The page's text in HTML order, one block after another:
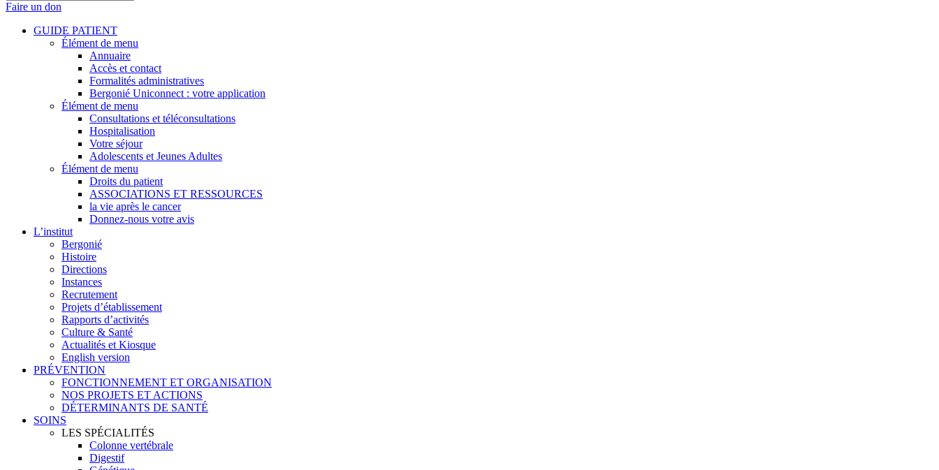
Faire un don
GUIDE PATIENT
Élément de menu
Annuaire
Accès et contact
Formalités administratives
Bergonié Uniconnect : votre application
Élément de menu
Consultations et téléconsultations
Hospitalisation
Votre séjour
Adolescents et Jeunes Adultes
Élément de menu
Droits du patient
ASSOCIATIONS ET RESSOURCES
la vie après le cancer
Donnez-nous votre avis
L’institut
Bergonié
Histoire
Directions
Instances
Recrutement
Projets d’établissement
Rapports d’activités
Culture & Santé
Actualités et Kiosque
English version
PRÉVENTION
FONCTIONNEMENT ET ORGANISATION
NOS PROJETS ET ACTIONS
DÉTERMINANTS DE SANTÉ
SOINS
LES SPÉCIALITÉS
Colonne vertébrale
Digestif